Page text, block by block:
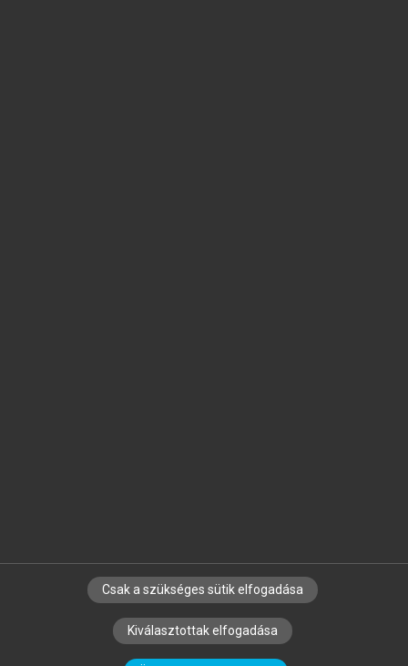
SZERZŐKNEK CÉGEKNEK KÖNYVTÁROSOKNAK
SZERKESZTÉSI ÉS LEKTORÁLÁSI ALAPELVEK
Csak a szükséges sütik elfogadása
Kiválasztottak elfogadása